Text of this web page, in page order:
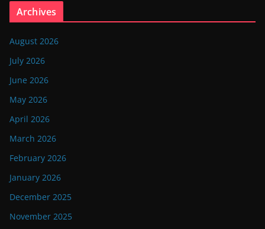
Archives
August 2026
July 2026
June 2026
May 2026
April 2026
March 2026
February 2026
January 2026
December 2025
November 2025